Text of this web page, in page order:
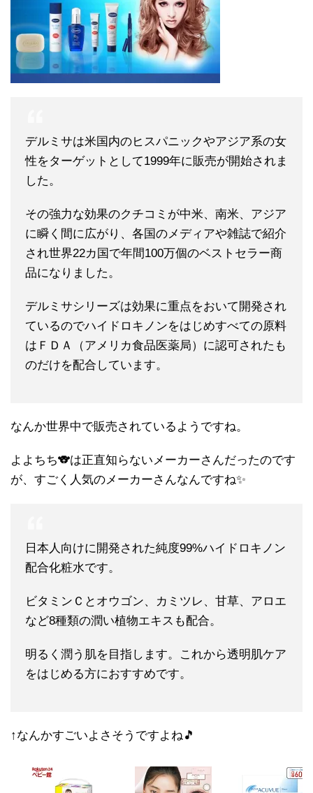
デルミサは米国内のヒスパニックやアジア系の女
性をターゲットとして1999年に販売が開始されま
した。
その強力な効果のクチコミが中米、南米、アジア
に瞬く間に広がり、各国のメディアや雑誌で紹介
され世界22カ国で年間100万個のベストセラー商
品になりました。
デルミサシリーズは効果に重点をおいて開発され
ているのでハイドロキノンをはじめすべての原料
はＦＤＡ（アメリカ食品医薬局）に認可されたも
のだけを配合しています。
なんか世界中で販売されているようですね。
よよちち🐨は正直知らないメーカーさんだったのです
が、すごく人気のメーカーさんなんですね✨
日本人向けに開発された純度99%ハイドロキノン
配合化粧水です。
ビタミンＣとオウゴン、カミツレ、甘草、アロエ
など8種類の潤い植物エキスも配合。
明るく潤う肌を目指します。これから透明肌ケア
をはじめる方におすすめです。
↑なんかすごいよさそうですよね🎵